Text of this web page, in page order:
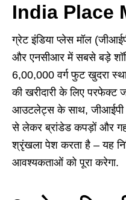
India Place
ग्रेट इंडिया प्लेस मॉल
और एनसीआर में सबसे बड़े
6,00,000 वर्ग फुट खुदरा
की खरीदारी के लिए
आउटलेट्स के साथ, जीआईपी
से लेकर ब्रांडेड कपड़ों और
श्रृंखला पेश करता है – यह
आवश्यकताओं को पूरा करेगा.